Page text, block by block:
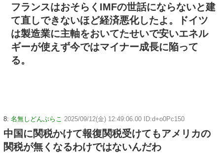
フランスはおそらくIMFの世話にならないと建
て直しできないほど経済悪化したよ。ドイツ
は製造業に主軸をおいてたせいで安いエネル
ギーが使えず今ではマイナー成長に陥って
る。
8: 名無しどんぶらこ 2025/09/12(金) 12:49:06.00 ID:d+o0Pc150
中国に関税かけて報復関税受けてもアメリカの
関税が無くなるわけではないんだわ